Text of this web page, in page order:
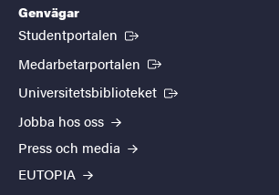
Genvägar
Studentportalen (Extern länk)
Medarbetarportalen (Extern länk)
Universitetsbiblioteket (Extern länk)
Jobba hos oss
Press och media
EUTOPIA